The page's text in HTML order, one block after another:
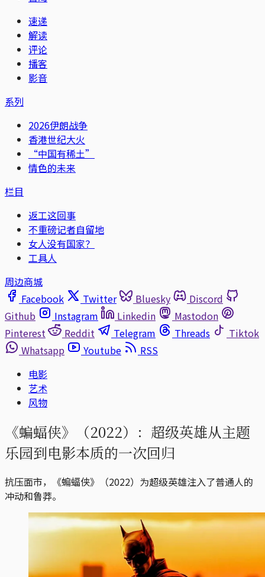
速递
解读
评论
播客
影音
系列
2026伊朗战争
香港世纪大火
“中国有稀土”
情色的未来
栏目
返工这回事
不重磅记者自留地
女人没有国家？
工具人
周边商城
Facebook
Twitter Bluesky
Discord
Github
Instagram Linkedin
Mastodon
Pinterest
Reddit Telegram Threads
Tiktok
Whatsapp
Youtube
RSS
电影
艺术
风物
《蝙蝠侠》（2022）：超级英雄从主题
乐园到电影本质的一次回归
抗压面市，《蝙蝠侠》（2022）为超级英雄注入了普通人的
冲动和鲁莽。